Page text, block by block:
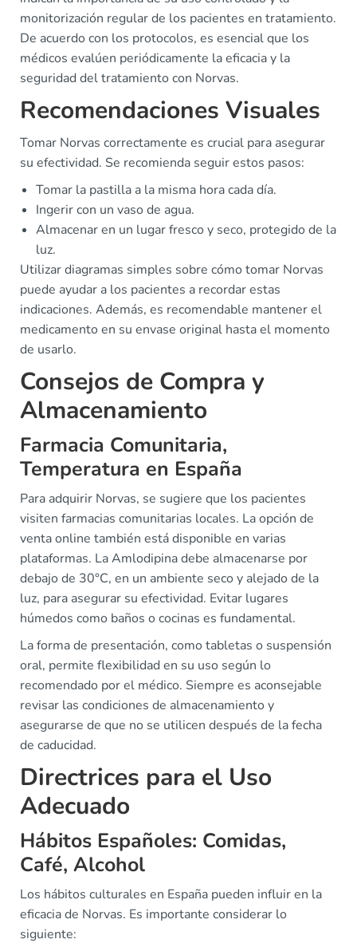
monitorización regular de los pacientes en tratamiento.
De acuerdo con los protocolos, es esencial que los
médicos evalúen periódicamente la eficacia y la
seguridad del tratamiento con Norvas.
Recomendaciones Visuales
Tomar Norvas correctamente es crucial para asegurar
su efectividad. Se recomienda seguir estos pasos:
Tomar la pastilla a la misma hora cada día.
Ingerir con un vaso de agua.
Almacenar en un lugar fresco y seco, protegido de la
luz.
Utilizar diagramas simples sobre cómo tomar Norvas
puede ayudar a los pacientes a recordar estas
indicaciones. Además, es recomendable mantener el
medicamento en su envase original hasta el momento
de usarlo.
Consejos de Compra y
Almacenamiento
Farmacia Comunitaria,
Temperatura en España
Para adquirir Norvas, se sugiere que los pacientes
visiten farmacias comunitarias locales. La opción de
venta online también está disponible en varias
plataformas. La Amlodipina debe almacenarse por
debajo de 30°C, en un ambiente seco y alejado de la
luz, para asegurar su efectividad. Evitar lugares
húmedos como baños o cocinas es fundamental.
La forma de presentación, como tabletas o suspensión
oral, permite flexibilidad en su uso según lo
recomendado por el médico. Siempre es aconsejable
revisar las condiciones de almacenamiento y
asegurarse de que no se utilicen después de la fecha
de caducidad.
Directrices para el Uso
Adecuado
Hábitos Españoles: Comidas,
Café, Alcohol
Los hábitos culturales en España pueden influir en la
eficacia de Norvas. Es importante considerar lo
siguiente: